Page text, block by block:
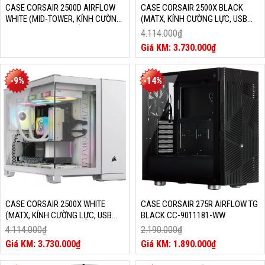
CASE CORSAIR 2500D AIRFLOW
WHITE (MID-TOWER, KÍNH CƯỜNG
CASE CORSAIR 2500X BLACK
(MATX, KÍNH CƯỜNG LỰC, USB
TYPE C, ĐEN, CC-9011265-WW)
4.114.000₫
Giá
gốc
là:
4.114.000₫.
3.730.000₫
Giá
hiện
tại
là:
3.730.000₫.
-9%
CASE CORSAIR 2500X WHITE
(MATX, KÍNH CƯỜNG LỰC, USB
TYPE C, TRẮNG, CC-9011266-WW)
4.114.000₫
Giá
gốc
3.730.000₫
Giá
-14%
CASE CORSAIR 275R AIRFLOW TG
BLACK CC-9011181-WW
2.190.000₫
Giá
gốc
1.890.000₫
Giá